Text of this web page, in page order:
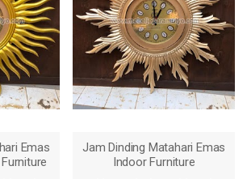
Emas
Jam Dinding Matahari Emas
Indoor Furniture